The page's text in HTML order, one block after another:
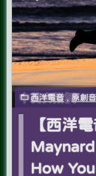
西洋電音, 原創
【西洋
How